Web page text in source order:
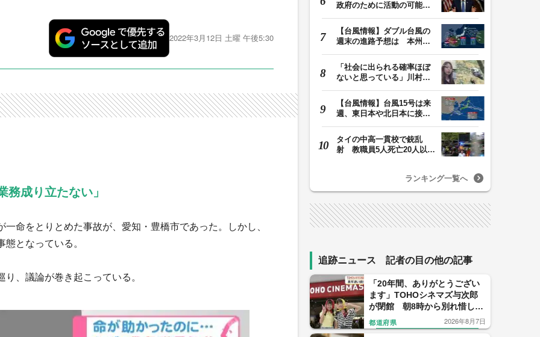
2022年3月12日 土曜 午後5:30
成り立たない」
命をとりとめた事故が、愛知・豊橋市であった。しかし、
となっている。
、議論が巻き起こっている。
政府のために活動の可能
【台風情報】ダブル台風の
週末の進路予想は 本州は
「社会に出られる確率ほぼ
ないと思っている」川村葉
【台風情報】台風15号は来
週、東日本や北日本に接近
タイの中高一貫校で銃乱
射 教職員5人死亡20人以上
ランキング一覧へ
追跡ニュース 記者の目の他の記事
「20年間、ありがとうござい
ます」TOHOシネマズ与次郎
が閉館 朝8時から別れ惜しむ
ファンも【鹿児島】
都道府県 2026年8月7日